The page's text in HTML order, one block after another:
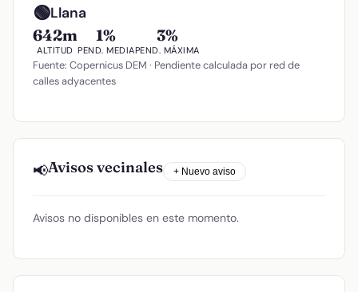
🟢Llana
642m
ALTITUD
1%
PEND. MEDIA
3%
PEND. MÁXIMA
Fuente: Copernicus DEM · Pendiente calculada por red de
calles adyacentes
📢Avisos vecinales + Nuevo aviso
Avisos no disponibles en este momento.